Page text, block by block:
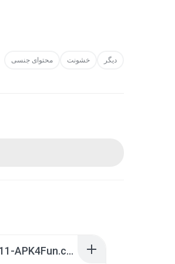
محتوای جنسی خشونت دیگر
com.gau.go.launcherex-1.11-APK4Fun.com.apk